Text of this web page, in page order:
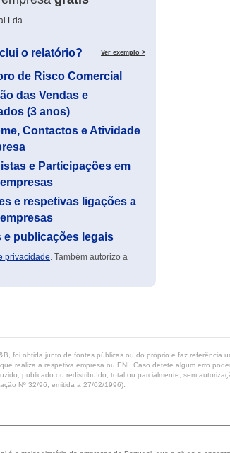
Lda
o relatório? Ver exemplo >
de Risco Comercial
das Vendas e
(3 anos)
Contactos e Atividade
e Participações em
e respetivas ligações a
e publicações legais
privacidade. Também autorizo a
foi obtida junto de fontes públicas ou do próprio e faz referência
realiza a respetiva empresa ou ENI. Caso detete algum erro
publicado ou redistribuído, total ou parcialmente, sem
Nº 32/96, emitida a 27/02/1996).